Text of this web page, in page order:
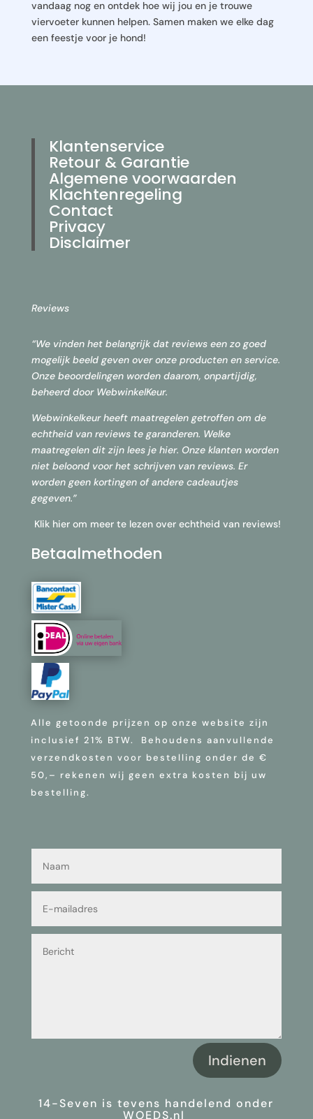
vandaag nog en ontdek hoe wij jou en je trouwe
viervoeter kunnen helpen. Samen maken we elke dag
een feestje voor je hond!
Klantenservice
Retour & Garantie
Algemene voorwaarden
Klachtenregeling
Contact
Privacy
Disclaimer
Reviews
“We vinden het belangrijk dat reviews een zo goed
mogelijk beeld geven over onze producten en service.
Onze beoordelingen worden daarom, onpartijdig,
beheerd door WebwinkelKeur.
Webwinkelkeur heeft maatregelen getroffen om de
echtheid van reviews te garanderen. Welke
maatregelen dit zijn lees je hier. Onze klanten worden
niet beloond voor het schrijven van reviews. Er
worden geen kortingen of andere cadeautjes
gegeven.”
Klik hier om meer te lezen over echtheid van reviews!
Betaalmethoden
Alle getoonde prijzen op onze website zijn
inclusief 21% BTW. Behoudens aanvullende
verzendkosten voor bestelling onder de €
50,– rekenen wij geen extra kosten bij uw
bestelling.
Indienen
14-Seven is tevens handelend onder
WOEDS.nl